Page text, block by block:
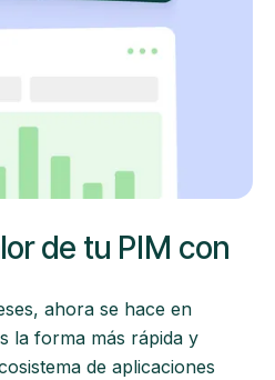
de tu PIM con
ahora se hace en
la forma más rápida y
de aplicaciones